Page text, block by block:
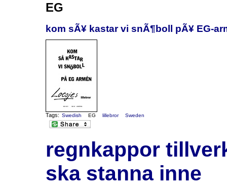
EG
kom sÃ¥ kastar vi snÃ¶boll pÃ¥ EG-
Tags: Swedish EG lillebror Sweden
regnkappor
ska stanna inne